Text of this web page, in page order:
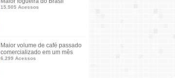
15.505 Acessos
Maior volume de café passado
comercializado em um mês
6.299 Acessos